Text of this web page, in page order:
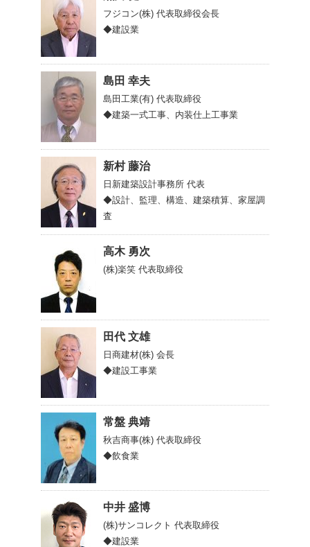
フジコン(株) 代表取締役会長
◆建設業
島田 幸夫
島田工業(有) 代表取締役
◆建築一式工事、内装仕上工事業
新村 藤治
日新建築設計事務所 代表
◆設計、監理、構造、建築積算、家屋調
査
高木 勇次
(株)楽笑 代表取締役
田代 文雄
日商建材(株) 会長
◆建設工事業
常盤 典靖
秋吉商事(株) 代表取締役
◆飲食業
中井 盛博
(株)サンコレクト 代表取締役
◆建設業